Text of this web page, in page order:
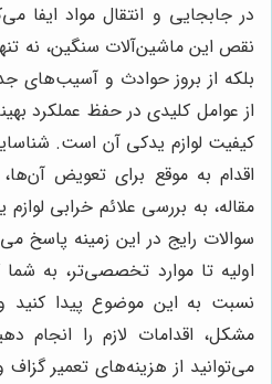
در جابجایی و انتقال مواد ایفا
نقص این ماشین‌آلات سنگین، نه
بلکه از بروز حوادث و آسیب‌های
از عوامل کلیدی در حفظ عملکرد
کیفیت لوازم یدکی آن است.
اقدام به موقع برای تعویض
مقاله، به بررسی علائم خرابی
سوالات رایج در این زمینه پاسخ
اولیه تا موارد تخصصی‌تر، به
نسبت به این موضوع پیدا
مشکل، اقدامات لازم را انجام
می‌توانید از هزینه‌های تعمیر